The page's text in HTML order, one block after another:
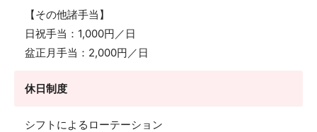
【その他諸手当】
日祝手当：1,000円／日
盆正月手当：2,000円／日
休日制度
シフトによるローテーション